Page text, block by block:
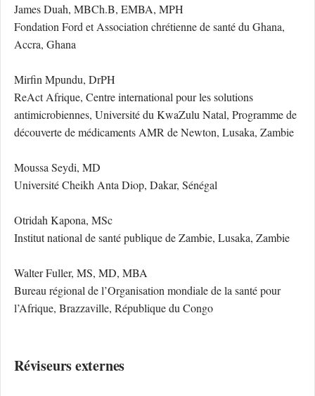
James Duah, MBCh.B, EMBA, MPH
Fondation Ford et Association chrétienne de santé du Ghana,
Accra, Ghana
Mirfin Mpundu, DrPH
ReAct Afrique, Centre international pour les solutions
antimicrobiennes, Université du KwaZulu Natal, Programme de
découverte de médicaments AMR de Newton, Lusaka, Zambie
Moussa Seydi, MD
Université Cheikh Anta Diop, Dakar, Sénégal
Otridah Kapona, MSc
Institut national de santé publique de Zambie, Lusaka, Zambie
Walter Fuller, MS, MD, MBA
Bureau régional de l’Organisation mondiale de la santé pour
l’Afrique, Brazzaville, République du Congo
Réviseurs externes